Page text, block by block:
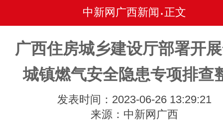
中新网广西新闻 • 正文
广西住房城乡建设厅部署开
城镇燃气安全隐患专项排查
发表时间：2023-06-26 13:29:21
来源：中新网广西